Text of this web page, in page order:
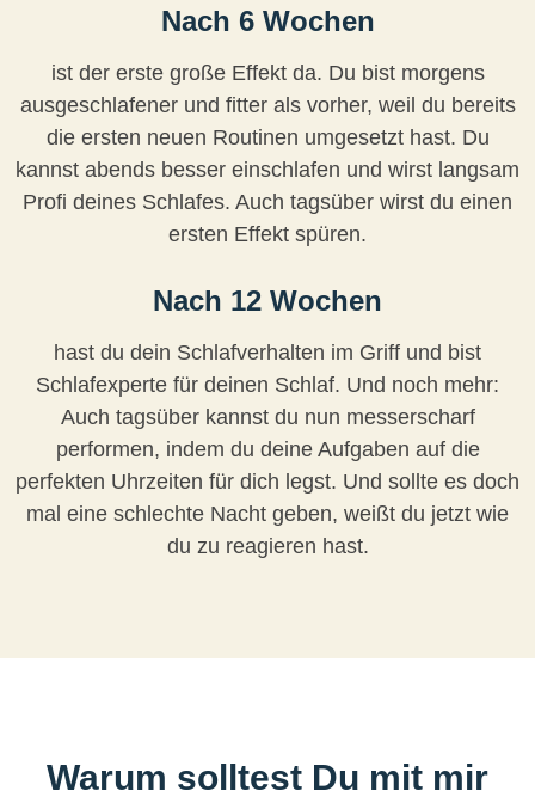
Nach 6 Wochen
ist der erste große Effekt da. Du bist morgens
ausgeschlafener und fitter als vorher, weil du bereits
die ersten neuen Routinen umgesetzt hast. Du
kannst abends besser einschlafen und wirst langsam
Profi deines Schlafes. Auch tagsüber wirst du einen
ersten Effekt spüren.
Nach 12 Wochen
hast du dein Schlafverhalten im Griff und bist
Schlafexperte für deinen Schlaf. Und noch mehr:
Auch tagsüber kannst du nun messerscharf
performen, indem du deine Aufgaben auf die
perfekten Uhrzeiten für dich legst. Und sollte es doch
mal eine schlechte Nacht geben, weißt du jetzt wie
du zu reagieren hast.
Warum solltest Du mit mir